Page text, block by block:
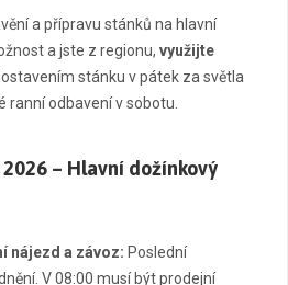
a přípravu stánků na hlavní
a jste z regionu, využijte
stánku v pátek za světla
ranní odbavení v sobotu.
2026 – Hlavní dožínkový
nájezd a závoz: Poslední
V 08:00 musí být prodejní